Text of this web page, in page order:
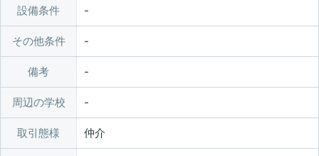
設備条件
その他条件
備考
周辺の学校
取引態様 仲介